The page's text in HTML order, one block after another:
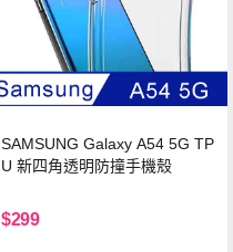
SAMSUNG Galaxy A54 5G TP
U 新四角透明防撞手機殼
$299